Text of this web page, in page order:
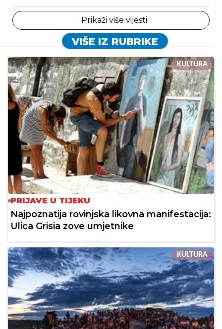
Prikaži više vijesti
VIŠE IZ RUBRIKE
KULTURA
PRIJAVE U TIJEKU
Najpoznatija rovinjska likovna manifestacija:
Ulica Grisia zove umjetnike
KULTURA